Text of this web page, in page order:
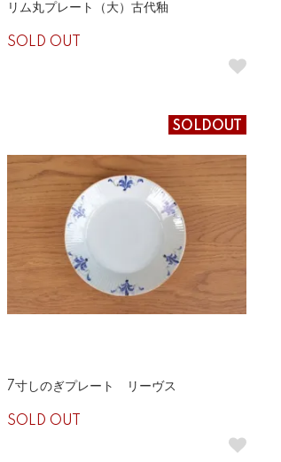
リム丸プレート（大）古代釉
SOLD OUT
SOLDOUT
7寸しのぎプレート リーヴス
SOLD OUT